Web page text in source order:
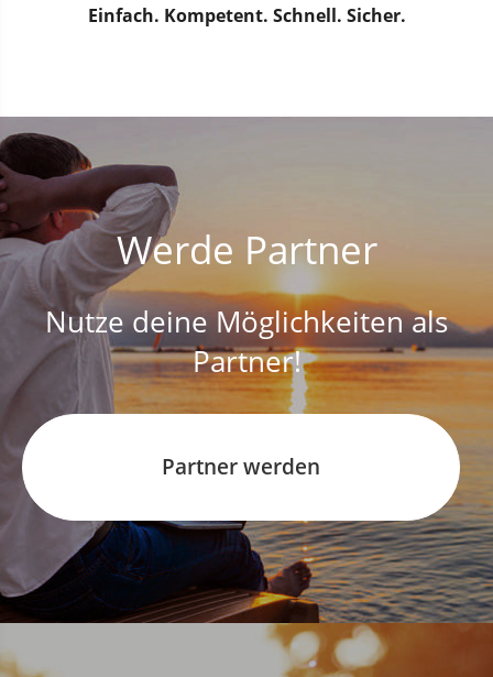
Einfach. Kompetent. Schnell. Sicher.
Werde Partner
Nutze deine Möglichkeiten als
Partner!
Partner werden